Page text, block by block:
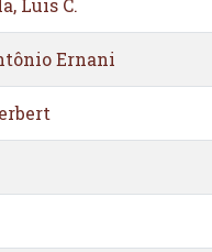
Luis C.
Ernani